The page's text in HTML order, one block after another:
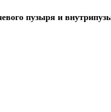
пузыря и